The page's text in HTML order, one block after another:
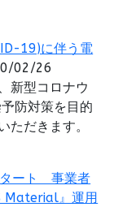
19)に伴う電
02/26
新型コロナウ
防対策を目的
ただきます。
タート 事業者
Material』運用